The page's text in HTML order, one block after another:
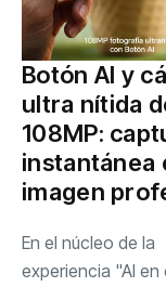
Botón AI y
ultra nítida
108MP:
instantánea
imagen
En el núcleo de la
experiencia "AI